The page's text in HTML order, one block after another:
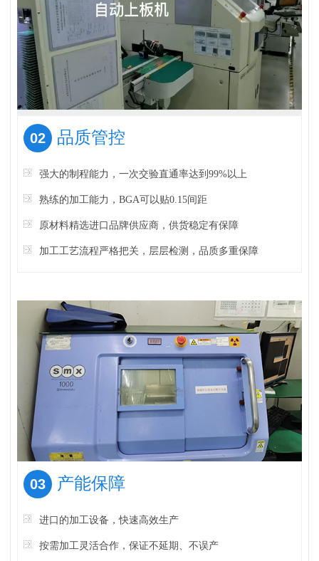
02 品质管控
强大的制程能力，一次交验直通率达到99%以上
熟练的加工能力，BGA可以贴0.15间距
原材料精选进口品牌供应商，供货稳定有保障
加工工艺流程严格把关，层层检测，品质多重保障
03 产能保障
进口的加工设备，快速高效生产
按需加工灵活合作，保证不延期、不误产